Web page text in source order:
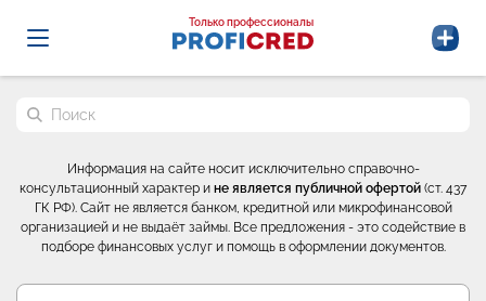
Probrokery - Только профессионалы
Только профессионалы
Поиск по сайту
Информация на сайте носит исключительно справочно-
консультационный характер и не является публичной офертой (ст. 437
ГК РФ). Сайт не является банком, кредитной или микрофинансовой
организацией и не выдаёт займы. Все предложения - это содействие в
подборе финансовых услуг и помощь в оформлении документов.